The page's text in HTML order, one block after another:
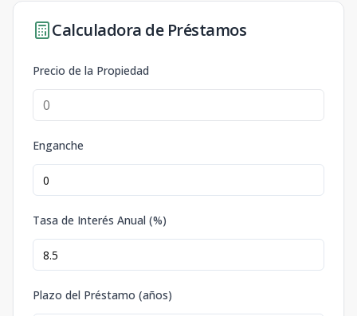
Calculadora de Préstamos
Precio de la Propiedad
Enganche
Tasa de Interés Anual (%)
Plazo del Préstamo (años)